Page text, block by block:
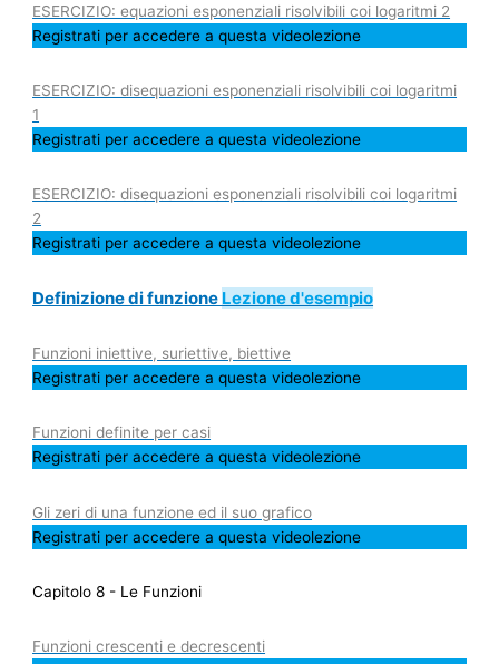
ESERCIZIO: equazioni esponenziali risolvibili coi logaritmi 2
Registrati per accedere a questa videolezione
ESERCIZIO: disequazioni esponenziali risolvibili coi logaritmi
1
Registrati per accedere a questa videolezione
ESERCIZIO: disequazioni esponenziali risolvibili coi logaritmi
2
Registrati per accedere a questa videolezione
Definizione di funzione Lezione d'esempio
Funzioni iniettive, suriettive, biettive
Registrati per accedere a questa videolezione
Funzioni definite per casi
Registrati per accedere a questa videolezione
Gli zeri di una funzione ed il suo grafico
Registrati per accedere a questa videolezione
Capitolo 8 - Le Funzioni
Funzioni crescenti e decrescenti